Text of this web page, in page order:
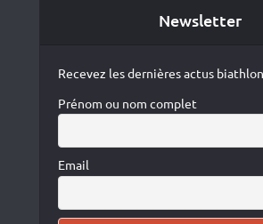
Newsletter
Recevez les dernières actus
Prénom ou nom complet
Email